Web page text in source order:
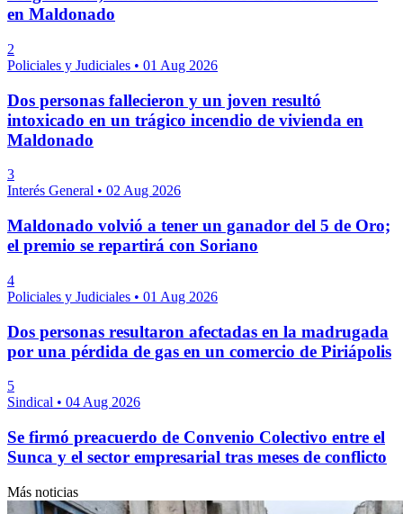
en Maldonado
2
Policiales y Judiciales • 01 Aug 2026
Dos personas fallecieron y un joven resultó
intoxicado en un trágico incendio de vivienda en
Maldonado
3
Interés General • 02 Aug 2026
Maldonado volvió a tener un ganador del 5 de Oro;
el premio se repartirá con Soriano
4
Policiales y Judiciales • 01 Aug 2026
Dos personas resultaron afectadas en la madrugada
por una pérdida de gas en un comercio de Piriápolis
5
Sindical • 04 Aug 2026
Se firmó preacuerdo de Convenio Colectivo entre el
Sunca y el sector empresarial tras meses de conflicto
Más noticias